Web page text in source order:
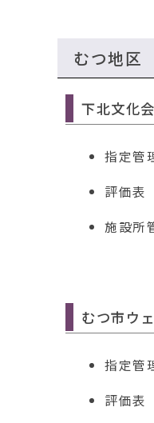
むつ地区
下北文化
指定管
評価表
施設所
むつ市ウ
指定管
評価表